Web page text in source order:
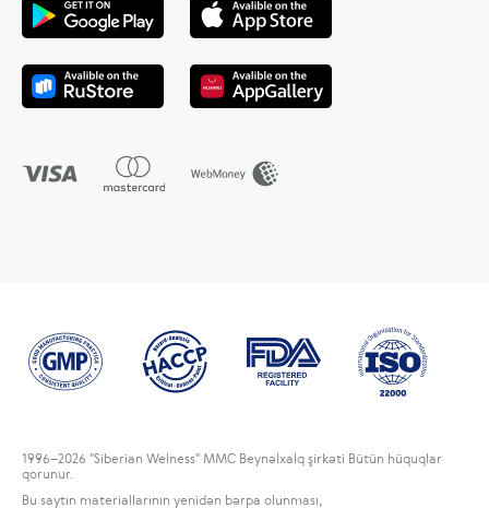
1996–2026 "Siberian Welness" MMC Beynəlxalq şirkəti Bütün hüquqlar
qorunur.
Bu saytın materiallarının yenidən bərpa olunması,